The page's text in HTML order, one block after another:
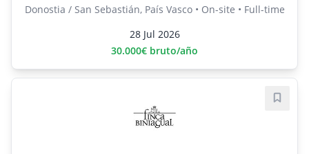
Donostia / San Sebastián, País Vasco • On-site • Full-time
28 Jul 2026
30.000€ bruto/año
Save